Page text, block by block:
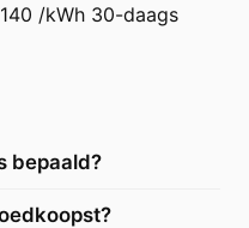
/kWh 30-daags
bepaald?